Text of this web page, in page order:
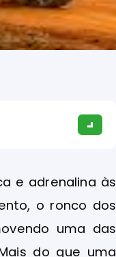
e adrenalina às
o ronco dos
uma das
do que uma